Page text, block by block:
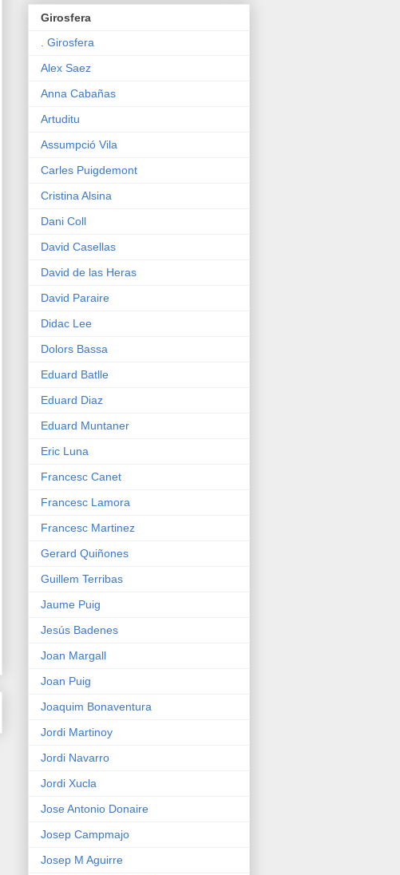
Girosfera
. Girosfera
Alex Saez
Anna Cabañas
Artuditu
Assumpció Vila
Carles Puigdemont
Cristina Alsina
Dani Coll
David Casellas
David de las Heras
David Paraire
Didac Lee
Dolors Bassa
Eduard Batlle
Eduard Diaz
Eduard Muntaner
Eric Luna
Francesc Canet
Francesc Lamora
Francesc Martinez
Gerard Quiñones
Guillem Terribas
Jaume Puig
Jesús Badenes
Joan Margall
Joan Puig
Joaquim Bonaventura
Jordi Martinoy
Jordi Navarro
Jordi Xucla
Jose Antonio Donaire
Josep Campmajo
Josep M Aguirre